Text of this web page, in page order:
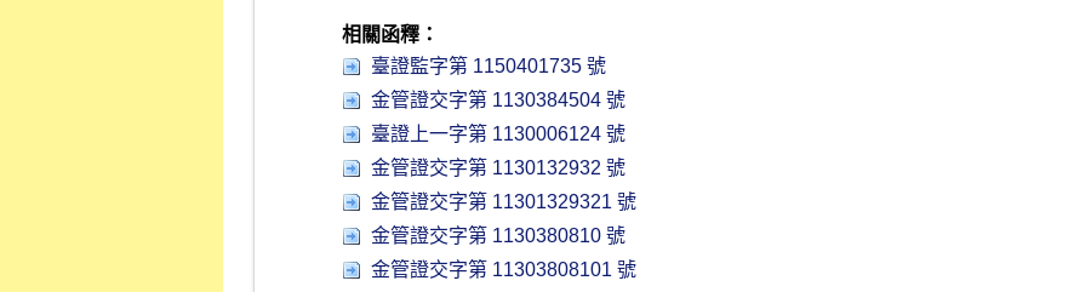
相關函釋：
臺證監字第 1150401735 號
金管證交字第 1130384504 號
臺證上一字第 1130006124 號
金管證交字第 1130132932 號
金管證交字第 11301329321 號
金管證交字第 1130380810 號
金管證交字第 11303808101 號